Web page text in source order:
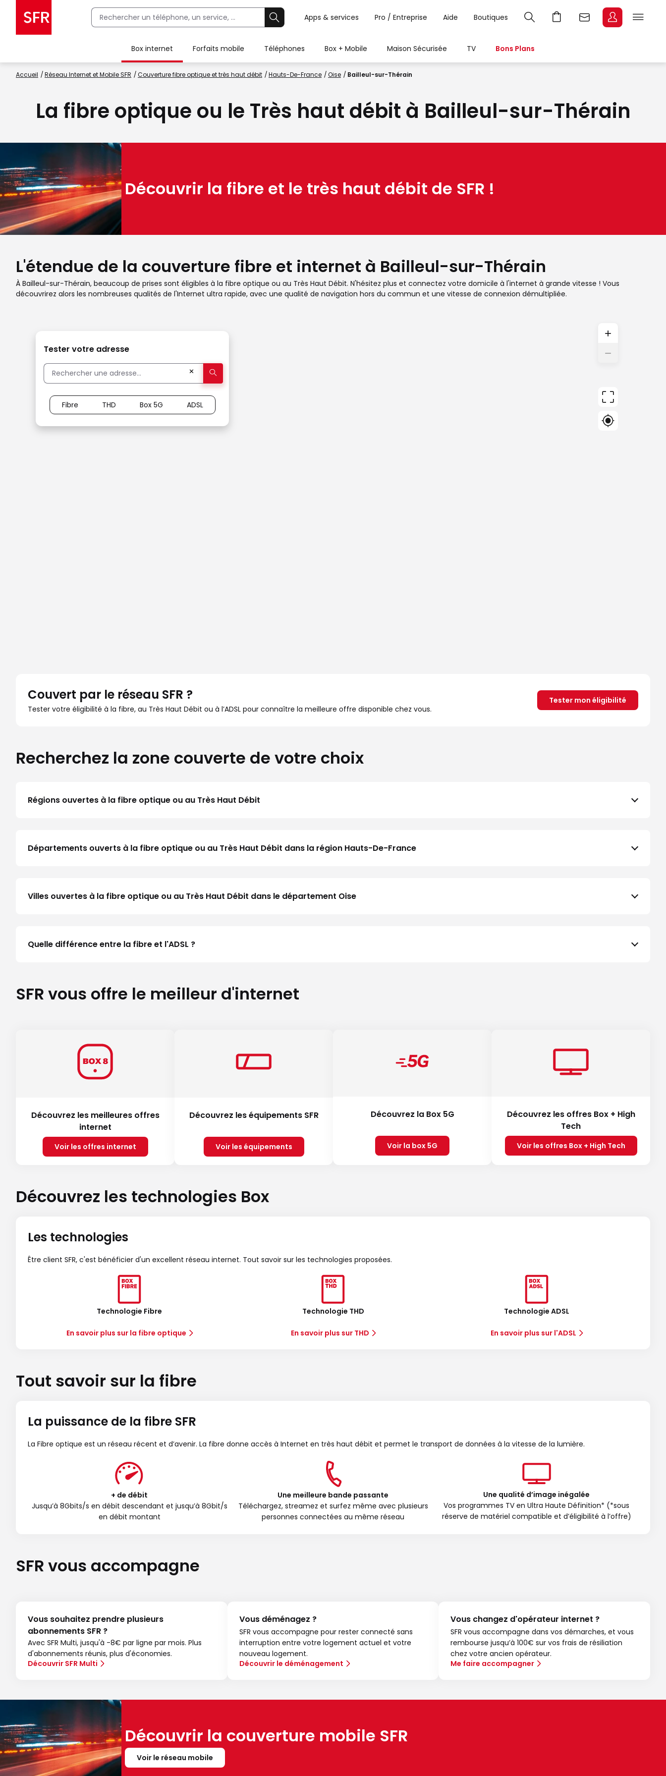
Apps & services Pro / Entreprise Aide Boutiques
Box internet Forfaits mobile Téléphones Box + Mobile Maison Sécurisée TV Bons Plans
Accueil Réseau Internet et Mobile SFR Couverture fibre optique et très haut débit Hauts-De-France Oise Bailleul-sur-Thérain
La fibre optique ou le Très haut débit à Bailleul-sur-Thérain
Découvrir la fibre et le très haut débit de SFR !
L'étendue de la couverture fibre et internet à Bailleul-sur-Thérain
À Bailleul-sur-Thérain, beaucoup de prises sont éligibles à la fibre optique ou au Très Haut Débit. N'hésitez plus et connectez votre domicile à l'internet à grande vitesse ! Vous
découvrirez alors les nombreuses qualités de l'Internet ultra rapide, avec une qualité de navigation hors du commun et une vitesse de connexion démultipliée.
+
−
Tester votre adresse
✕
Fibre THD Box 5G ADSL
Couvert par le réseau SFR ?
Tester votre éligibilité à la fibre, au Très Haut Débit ou à l’ADSL pour connaître la meilleure offre disponible chez vous.
Tester mon éligibilité
Recherchez la zone couverte de votre choix
Régions ouvertes à la fibre optique ou au Très Haut Débit
Départements ouverts à la fibre optique ou au Très Haut Débit dans la région Hauts-De-France
Villes ouvertes à la fibre optique ou au Très Haut Débit dans le département Oise
Quelle différence entre la fibre et l'ADSL ?
SFR vous offre le meilleur d'internet
Découvrez les meilleures offres
internet
Voir les offres internet
Découvrez les équipements SFR
Voir les équipements
Découvrez la Box 5G
Voir la box 5G
Découvrez les offres Box + High
Tech
Voir les offres Box + High Tech
Découvrez les technologies Box
Les technologies
Être client SFR, c'est bénéficier d'un excellent réseau internet. Tout savoir sur les technologies proposées.
Technologie Fibre
En savoir plus sur la fibre optique
Technologie THD
En savoir plus sur THD
Technologie ADSL
En savoir plus sur l'ADSL
Tout savoir sur la fibre
La puissance de la fibre SFR
La Fibre optique est un réseau récent et d’avenir. La fibre donne accès à Internet en très haut débit et permet le transport de données à la vitesse de la lumière.
+ de débit
Jusqu’à 8Gbits/s en débit descendant et jusqu’à 8Gbit/s
en débit montant
Une meilleure bande passante
Téléchargez, streamez et surfez même avec plusieurs
personnes connectées au même réseau
Une qualité d’image inégalée
Vos programmes TV en Ultra Haute Définition* (*sous
réserve de matériel compatible et d’éligibilité à l’offre)
SFR vous accompagne
Vous souhaitez prendre plusieurs
abonnements SFR ?
Avec SFR Multi, jusqu'à -8€ par ligne par mois. Plus
d'abonnements réunis, plus d'économies.
Découvrir SFR Multi
Vous déménagez ?
SFR vous accompagne pour rester connecté sans
interruption entre votre logement actuel et votre
nouveau logement.
Découvrir le déménagement
Vous changez d'opérateur internet ?
SFR vous accompagne dans vos démarches, et vous
rembourse jusqu’à 100€ sur vos frais de résiliation
chez votre ancien opérateur.
Me faire accompagner
Découvrir la couverture mobile SFR
Voir le réseau mobile